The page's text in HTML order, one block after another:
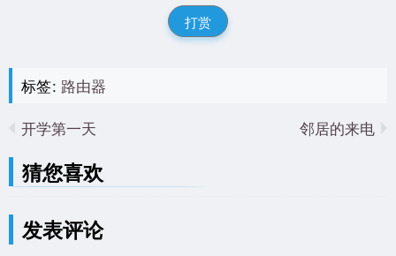
打赏
标签: 路由器
开学第一天
邻居的来电
猜您喜欢
发表评论